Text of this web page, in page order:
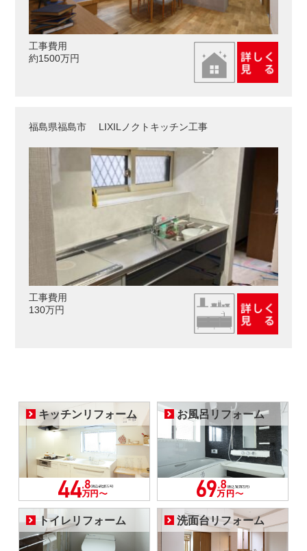
工事費用
約1500万円
福島県福島市 LIXILノクトキッチン工事
工事費用
130万円
キッチンリフォーム お風呂リフォーム
トイレリフォーム 洗面台リフォーム